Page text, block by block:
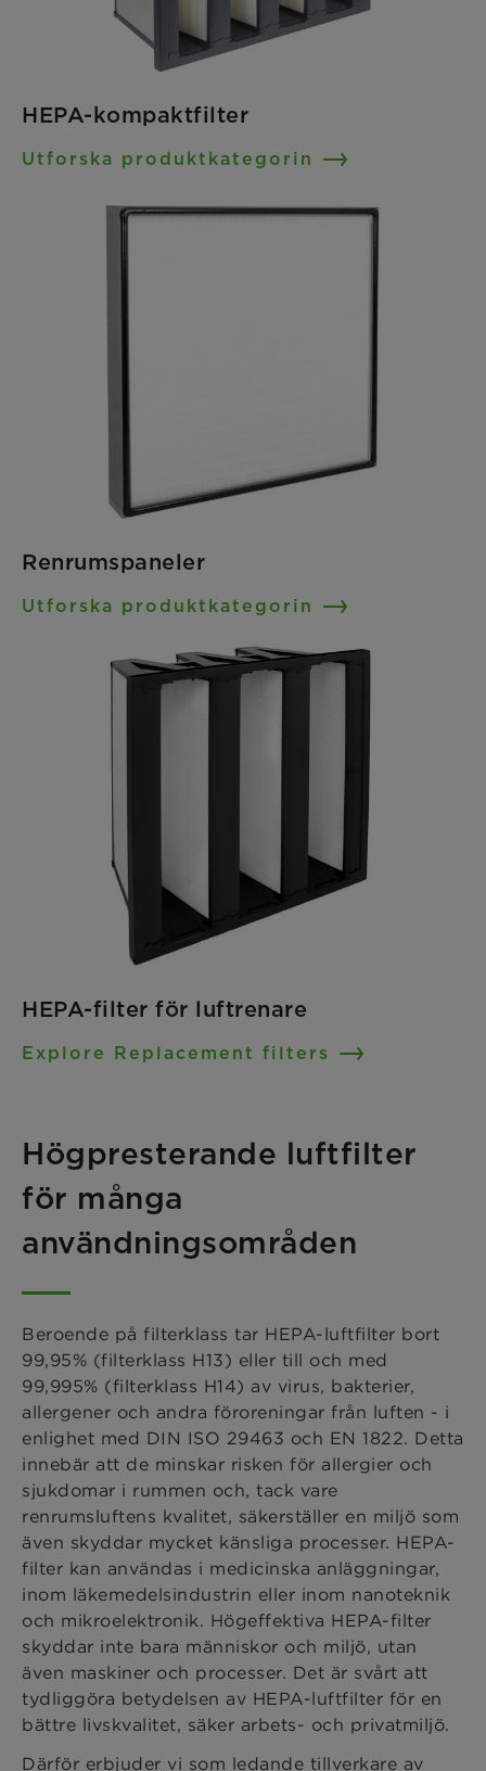
HEPA-kompaktfilter
Utforska produktkategorin
Renrumspaneler
Utforska produktkategorin
HEPA-filter för luftrenare
Explore Replacement filters
Högpresterande luftfilter
för många
användningsområden
Beroende på filterklass tar HEPA-luftfilter bort
99,95% (filterklass H13) eller till och med
99,995% (filterklass H14) av virus, bakterier,
allergener och andra föroreningar från luften - i
enlighet med DIN ISO 29463 och EN 1822. Detta
innebär att de minskar risken för allergier och
sjukdomar i rummen och, tack vare
renrumsluftens kvalitet, säkerställer en miljö som
även skyddar mycket känsliga processer. HEPA-
filter kan användas i medicinska anläggningar,
inom läkemedelsindustrin eller inom nanoteknik
och mikroelektronik. Högeffektiva HEPA-filter
skyddar inte bara människor och miljö, utan
även maskiner och processer. Det är svårt att
tydliggöra betydelsen av HEPA-luftfilter för en
bättre livskvalitet, säker arbets- och privatmiljö.
Därför erbjuder vi som ledande tillverkare av